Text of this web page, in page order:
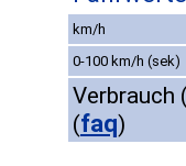
km/h
0-100 km/h (sek)
Verbrauch
(faq)